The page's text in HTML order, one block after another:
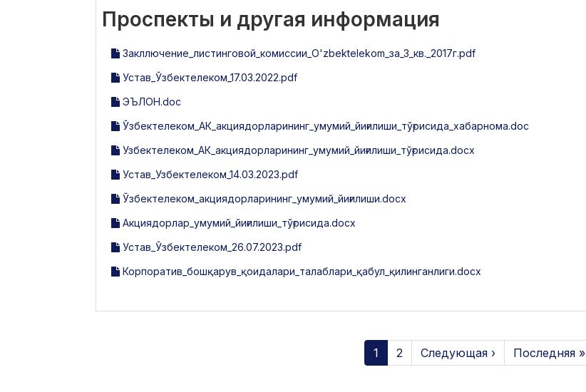
Проспекты и другая информация
Закллючение_листинговой_комиссии_O'zbektelekom_за_3_кв._2017г.pdf
Устав_Ўзбектелеком_17.03.2022.pdf
ЭЪЛОН.doc
Ўзбектелеком_АК_акциядорларининг_умумий_йиғилиши_тўғрисида_хабарнома.doc
Узбектелеком_АК_акциядорларининг_умумий_йиғилиши_тўғрисида.docx
Устав_Узбектелеком_14.03.2023.pdf
Ўзбектелеком_акциядорларининг_умумий_йиғилиши.docx
Акциядорлар_умумий_йиғилиши_тўғрисида.docx
Устав_Ўзбектелеком_26.07.2023.pdf
Корпоратив_бошқарув_қоидалари_талаблари_қабул_қилинганлиги.docx
1 2 Следующая › Последняя »